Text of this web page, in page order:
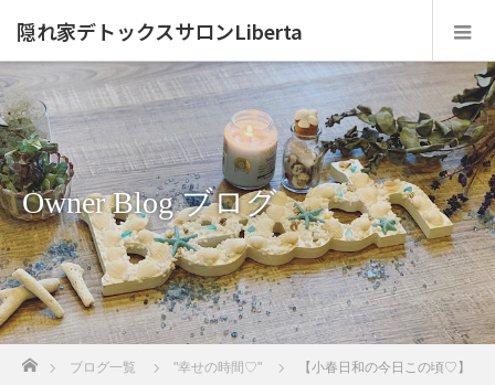
隠れ家デトックスサロンLiberta
Owner Blog ブログ
ブログ一覧 "幸せの時間♡" 【小春日和の今日この頃♡】